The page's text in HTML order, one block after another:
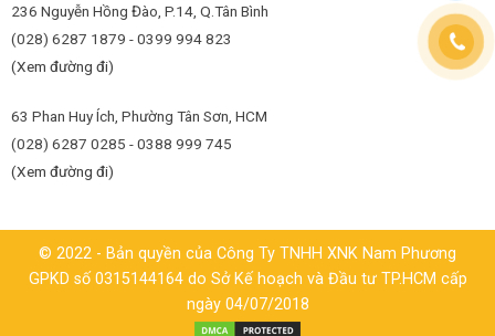
236 Nguyễn Hồng Đào, P.14, Q.Tân Bình
(028) 6287 1879 - 0399 994 823
(Xem đường đi)
63 Phan Huy Ích, Phường Tân Sơn, HCM
(028) 6287 0285 - 0388 999 745
(Xem đường đi)
© 2022 - Bản quyền của Công Ty TNHH XNK Nam Phương
GPKD số 0315144164 do Sở Kế hoạch và Đầu tư TP.HCM cấp
ngày 04/07/2018